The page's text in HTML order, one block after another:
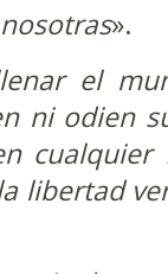
».
el
ni odien
libertad